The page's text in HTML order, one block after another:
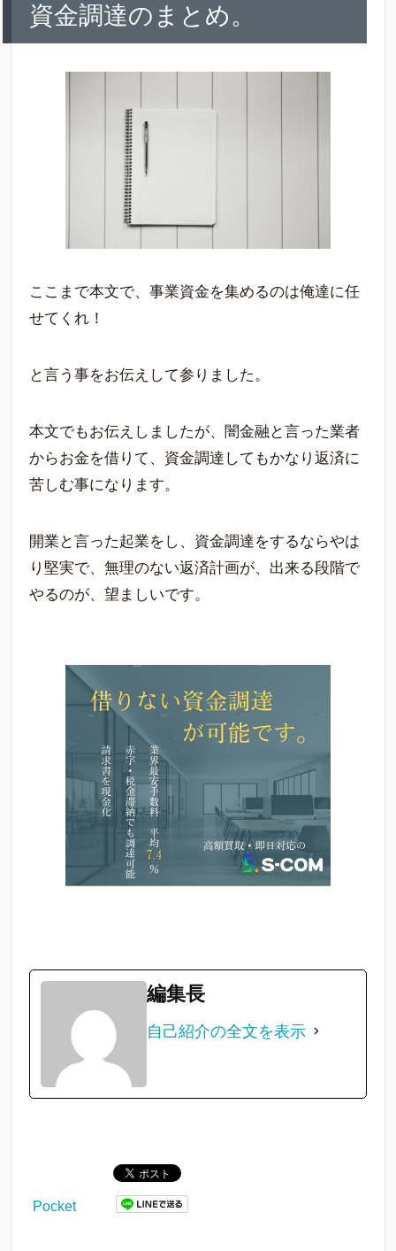
資金調達のまとめ。
ここまで本文で、事業資金を集めるのは俺達に任
せてくれ！
と言う事をお伝えして参りました。
本文でもお伝えしましたが、闇金融と言った業者
からお金を借りて、資金調達してもかなり返済に
苦しむ事になります。
開業と言った起業をし、資金調達をするならやは
り堅実で、無理のない返済計画が、出来る段階で
やるのが、望ましいです。
編集長
自己紹介の全文を表示
Pocket